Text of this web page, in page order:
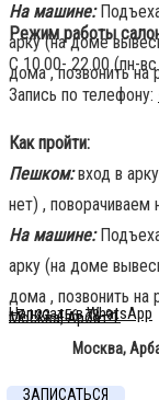
На машине:
арку (на доме
дома , позвонить на
Режим работы
С 10.00- 22.00 (пн-
Запись по телефону:
Как пройти:
Пешком:вход в
нет) , поворачиваем
На машине:
арку (на доме
дома , позвонить на
Москва, Арбат 1
+7 123-456-78-91
Написать в WhatsApp
Москва,
ЗАПИСАТЬСЯ